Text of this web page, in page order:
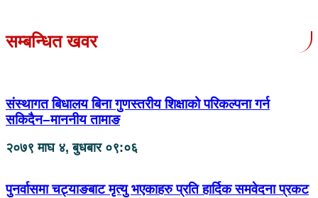
सम्बन्धित खवर
संस्थागत बिधालय बिना गुणस्तरीय शिक्षाको परिकल्पना गर्न
सकिदैन–माननीय तामाङ
२०७९ माघ ४, बुधबार ०९:०६
पुनर्वासमा चट्याङबाट मृत्यु भएकाहरु प्रति हार्दिक समवेदना प्रकट